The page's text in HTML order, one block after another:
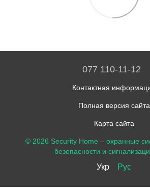
077 110-11-12
Контактная
Полная версия сайта
Карта сайта
© 2026 Security Home – охранные
безопасности и
Укр Рус